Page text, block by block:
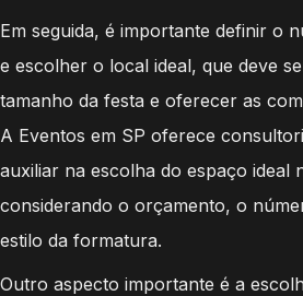
Em seguida, é importante definir o
e escolher o local ideal, que deve
tamanho da festa e oferecer as
A Eventos em SP oferece
auxiliar na escolha do espaço ideal
considerando o orçamento, o
estilo da formatura.
Outro aspecto importante é a